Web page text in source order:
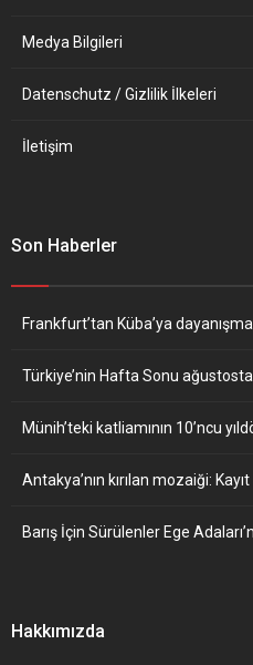
Medya Bilgileri
Datenschutz / Gizlilik İlkeleri
İletişim
Son Haberler
Frankfurt’tan Küba’ya
Türkiye’nin Hafta Sonu
Münih’teki katliamının 10’ncu
Antakya’nın kırılan mozaiği:
Barış İçin Sürülenler Ege
Hakkımızda